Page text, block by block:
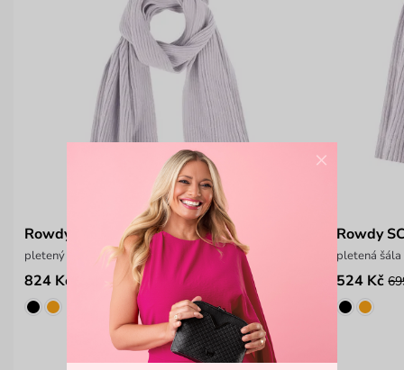
Rowdy Set Light Grey
pletený set šály a čepice s kovovým logem
824 Kč 1 099 Kč
Rowdy
pletená
524 Kč
×